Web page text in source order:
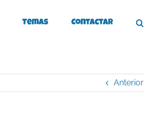
Temas Contactar
Anterior